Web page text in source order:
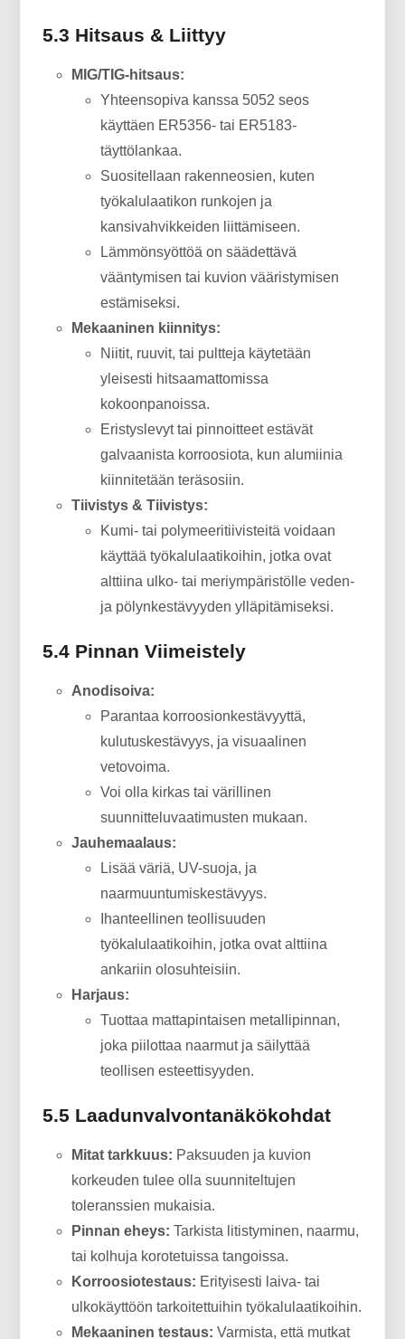
5.3 Hitsaus & Liittyy
MIG/TIG-hitsaus:
Yhteensopiva kanssa 5052 seos
käyttäen ER5356- tai ER5183-
täyttölankaa.
Suositellaan rakenneosien, kuten
työkalulaatikon runkojen ja
kansivahvikkeiden liittämiseen.
Lämmönsyöttöä on säädettävä
vääntymisen tai kuvion vääristymisen
estämiseksi.
Mekaaninen kiinnitys:
Niitit, ruuvit, tai pultteja käytetään
yleisesti hitsaamattomissa
kokoonpanoissa.
Eristyslevyt tai pinnoitteet estävät
galvaanista korroosiota, kun alumiinia
kiinnitetään teräsosiin.
Tiivistys & Tiivistys:
Kumi- tai polymeeritiivisteitä voidaan
käyttää työkalulaatikoihin, jotka ovat
alttiina ulko- tai meriympäristölle veden-
ja pölynkestävyyden ylläpitämiseksi.
5.4 Pinnan Viimeistely
Anodisoiva:
Parantaa korroosionkestävyyttä,
kulutuskestävyys, ja visuaalinen
vetovoima.
Voi olla kirkas tai värillinen
suunnitteluvaatimusten mukaan.
Jauhemaalaus:
Lisää väriä, UV-suoja, ja
naarmuuntumiskestävyys.
Ihanteellinen teollisuuden
työkalulaatikoihin, jotka ovat alttiina
ankariin olosuhteisiin.
Harjaus:
Tuottaa mattapintaisen metallipinnan,
joka piilottaa naarmut ja säilyttää
teollisen esteettisyyden.
5.5 Laadunvalvontanäkökohdat
Mitat tarkkuus: Paksuuden ja kuvion
korkeuden tulee olla suunniteltujen
toleranssien mukaisia.
Pinnan eheys: Tarkista litistyminen, naarmu,
tai kolhuja korotetuissa tangoissa.
Korroosiotestaus: Erityisesti laiva- tai
ulkokäyttöön tarkoitettuihin työkalulaatikoihin.
Mekaaninen testaus: Varmista, että mutkat